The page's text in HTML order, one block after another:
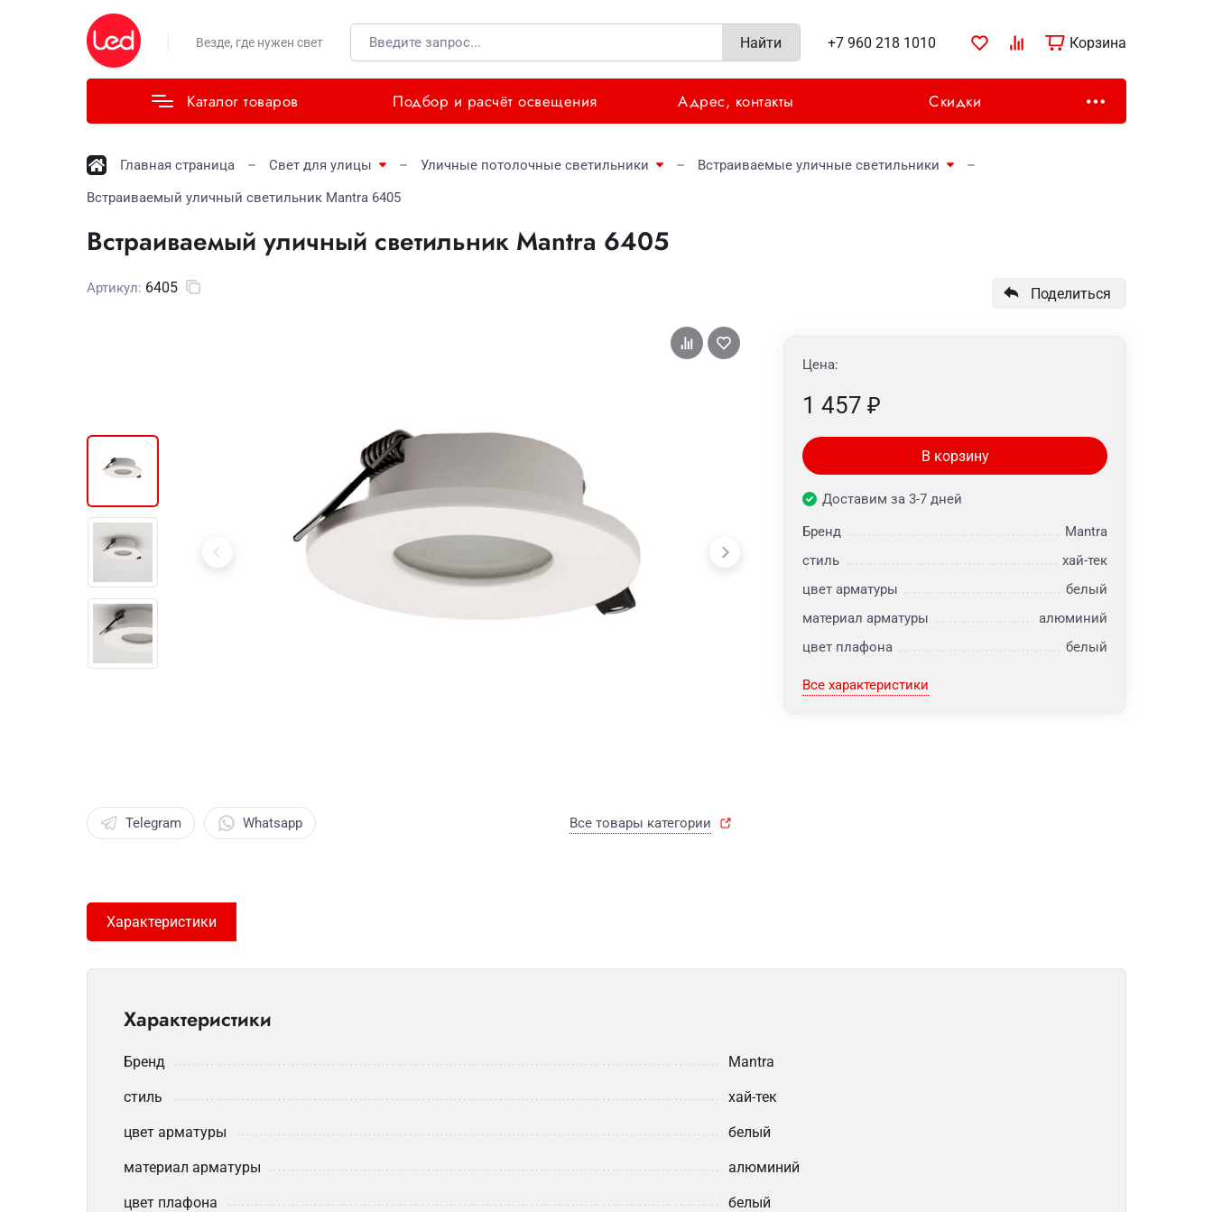
Везде, где нужен свет Найти +7 960 218 1010 Корзина
Каталог товаров Подбор и расчёт освещения Адрес, контакты Скидки
Главная страница Свет для улицы Уличные потолочные светильники
Встраиваемые уличные светильники
Встраиваемый уличный светильник Mantra 6405
Встраиваемый уличный светильник Mantra 6405
Артикул: 6405
Telegram Whatsapp Все товары категории
Поделиться
Цена:
1 457 ₽
В корзину
Доставим за 3-7 дней
Бренд
Mantra
стиль
хай-тек
цвет арматуры
белый
материал арматуры
алюминий
цвет плафона
белый
Все характеристики
Характеристики
Характеристики
Бренд Mantra
стиль хай-тек
цвет арматуры белый
материал арматуры алюминий
цвет плафона белый